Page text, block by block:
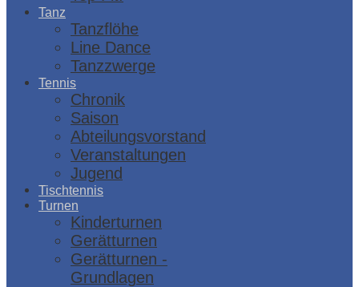
Tanz
Tanzflöhe
Line Dance
Tanzzwerge
Tennis
Chronik
Saison
Abteilungsvorstand
Veranstaltungen
Jugend
Tischtennis
Turnen
Kinderturnen
Gerätturnen
Gerätturnen -
Grundlagen